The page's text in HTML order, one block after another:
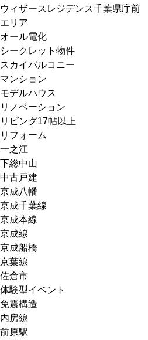
ウィザースレジデンス千葉県庁前
エリア
オール電化
シークレット物件
スカイバルコニー
マンション
モデルハウス
リノベーション
リビング17帖以上
リフォーム
一之江
下総中山
中古戸建
京成八幡
京成千葉線
京成本線
京成線
京成船橋
京葉線
佐倉市
体験型イベント
免震構造
内房線
前原駅